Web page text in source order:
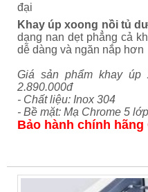
đại
Khay úp xoong nồi tủ
dạng nan dẹt phẳng cả
dễ dàng và ngăn nắp hơn
Giá sản phẩm khay úp
2.890.000đ
- Chất liệu: Inox 304
- Bề mặt: Mạ Chrome 5 lớp
Bảo hành chính hãng